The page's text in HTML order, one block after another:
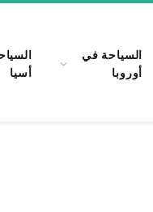
السياحة في
أوروبا
أسيا